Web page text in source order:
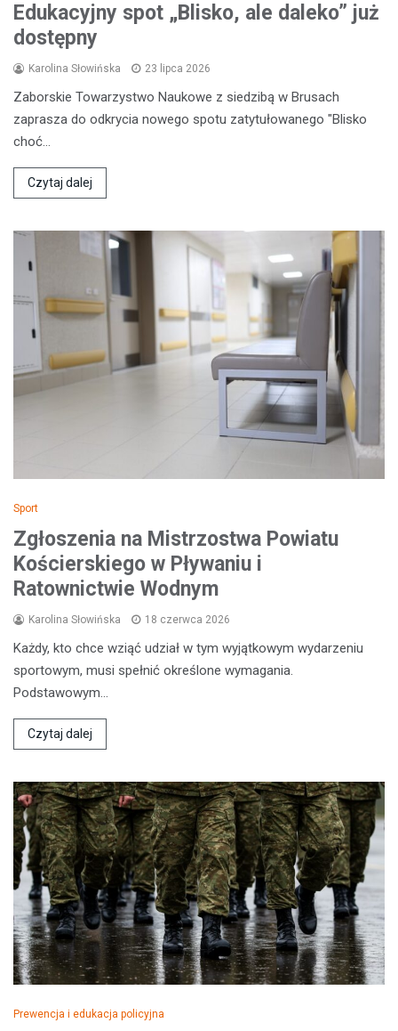
Edukacyjny spot „Blisko, ale daleko” już
dostępny
Karolina Słowińska 23 lipca 2026
Zaborskie Towarzystwo Naukowe z siedzibą w Brusach
zaprasza do odkrycia nowego spotu zatytułowanego "Blisko
choć…
Czytaj dalej
Sport
Zgłoszenia na Mistrzostwa Powiatu
Kościerskiego w Pływaniu i
Ratownictwie Wodnym
Karolina Słowińska 18 czerwca 2026
Każdy, kto chce wziąć udział w tym wyjątkowym wydarzeniu
sportowym, musi spełnić określone wymagania.
Podstawowym…
Czytaj dalej
Prewencja i edukacja policyjna